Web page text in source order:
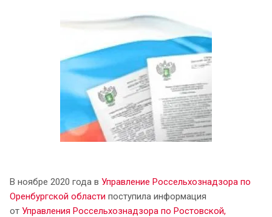
В ноябре 2020 года в Управление Россельхознадзора по
Оренбургской области поступила информация
от Управления Россельхознадзора по Ростовской,